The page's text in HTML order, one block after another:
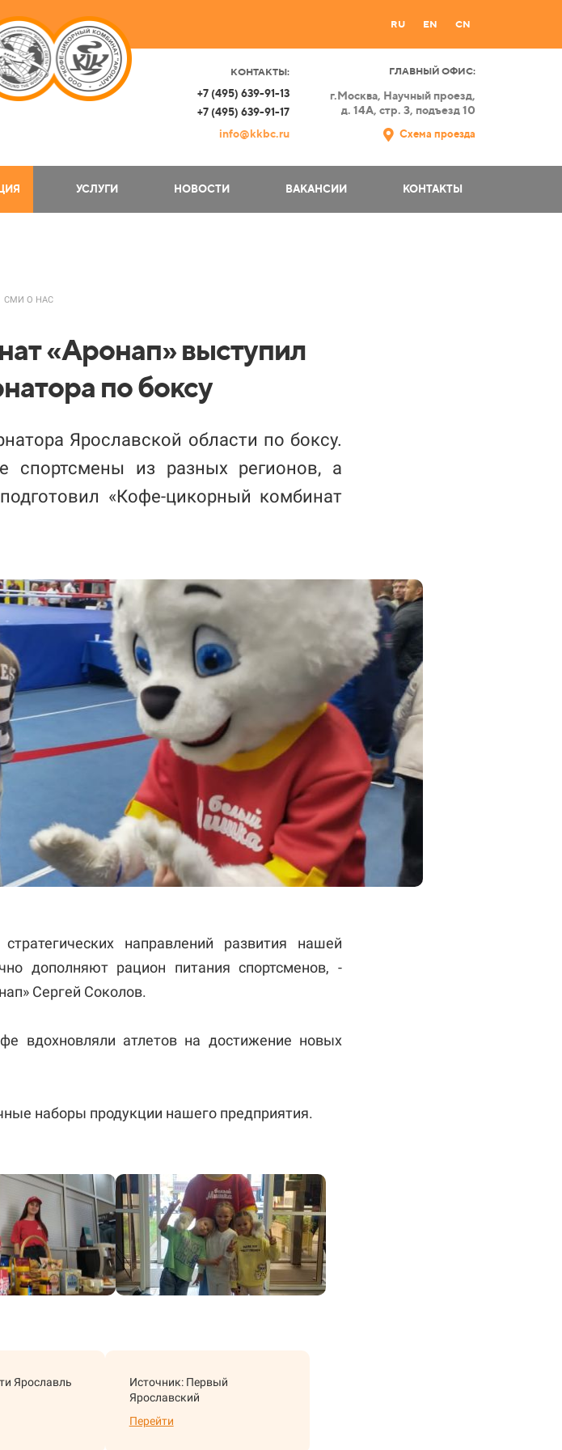
RU EN CN
ГЛАВНЫЙ ОФИС:
г.Москва, Научный проезд,
д. 14А, стр. 3, подъезд 10
Схема проезда
КОНТАКТЫ:
+7 (495) 639-91-13
+7 (495) 639-91-17
info@kkbc.ru
УСЛУГИ НОВОСТИ ВАКАНСИИ КОНТАКТЫ
СМИ О НАС
«Аронап» выступил
по боксу
Ярославской области по боксу.
спортсмены из разных регионов, а
«Кофе-цикорный комбинат
направлений развития нашей
дополняют рацион питания спортсменов, -
Сергей Соколов.
вдохновляли атлетов на достижение новых
наборы продукции нашего предприятия.
Ярославль
Источник: Первый
Ярославский
Перейти